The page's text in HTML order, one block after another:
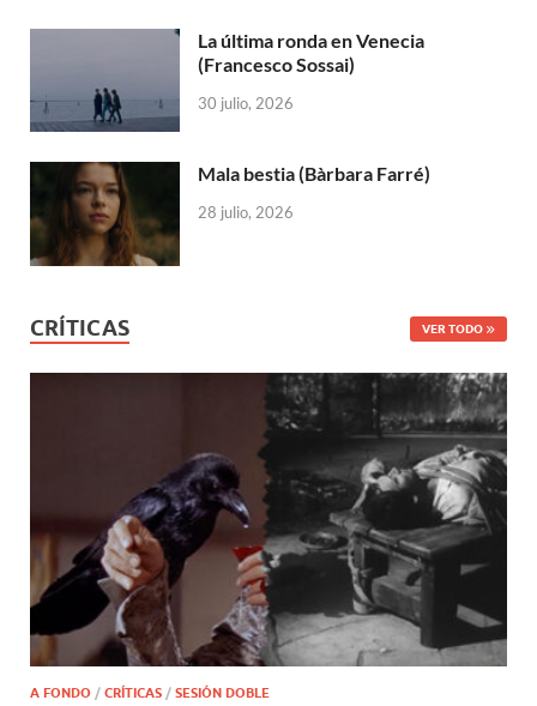
La última ronda en Venecia
(Francesco Sossai)
30 julio, 2026
Mala bestia (Bàrbara Farré)
28 julio, 2026
CRÍTICAS VER TODO
A FONDO / CRÍTICAS / SESIÓN DOBLE